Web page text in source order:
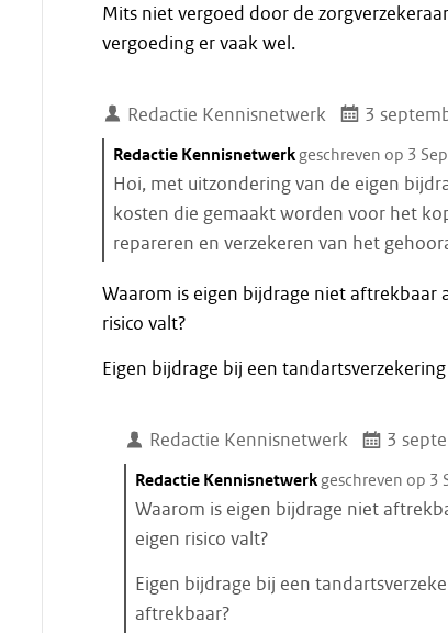
citaat
Mits niet vergoed door de
vergoeding er vaak wel.
Redactie Kennisnetwerk 3
Citaat
starten
Redactie Kennisnetwerk geschreven op 3
Hoi, met uitzondering van de eigen
kosten die gemaakt worden voor het
repareren en verzekeren van het
citaat
Waarom is eigen bijdrage niet aftrekbaar
risico valt?
Eigen bijdrage bij een
Redactie Kennisnetwerk 3
Citaat
starten
Redactie Kennisnetwerk geschreven op 3
Waarom is eigen bijdrage niet
eigen risico valt?
Eigen bijdrage bij een
aftrekbaar?